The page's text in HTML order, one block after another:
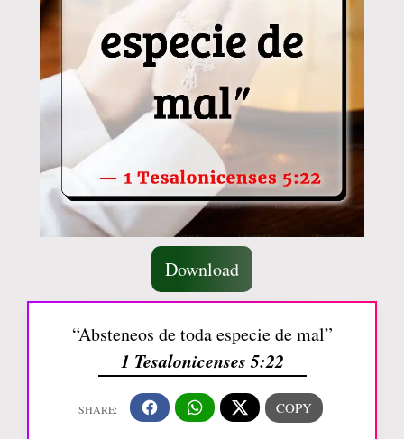
Download
“Absteneos de toda especie de mal”
1 Tesalonicenses 5:22